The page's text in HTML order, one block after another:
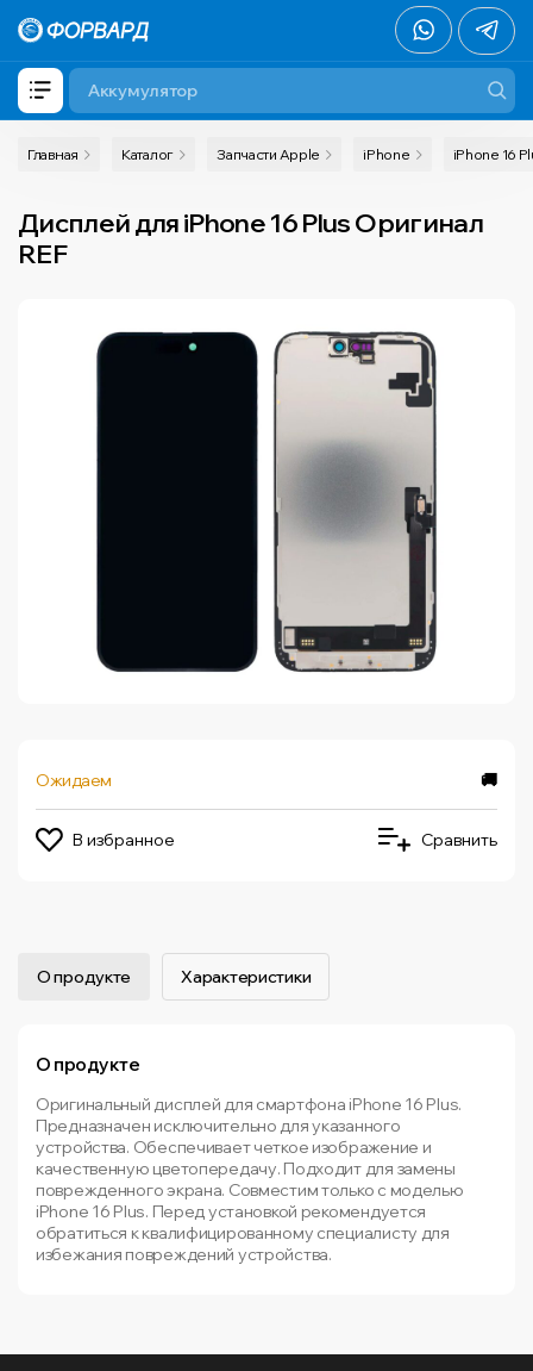
Главная Каталог Запчасти Apple iPhone iPhone 16
Дисплей для iPhone 16 Plus Оригинал
REF
Ожидаем 🚚
В избранное Сравнить
О продукте Характеристики
О продукте
Оригинальный дисплей для смартфона iPhone 16 Plus.
Предназначен исключительно для указанного
устройства. Обеспечивает четкое изображение и
качественную цветопередачу. Подходит для замены
поврежденного экрана. Совместим только с моделью
iPhone 16 Plus. Перед установкой рекомендуется
обратиться к квалифицированному специалисту для
избежания повреждений устройства.